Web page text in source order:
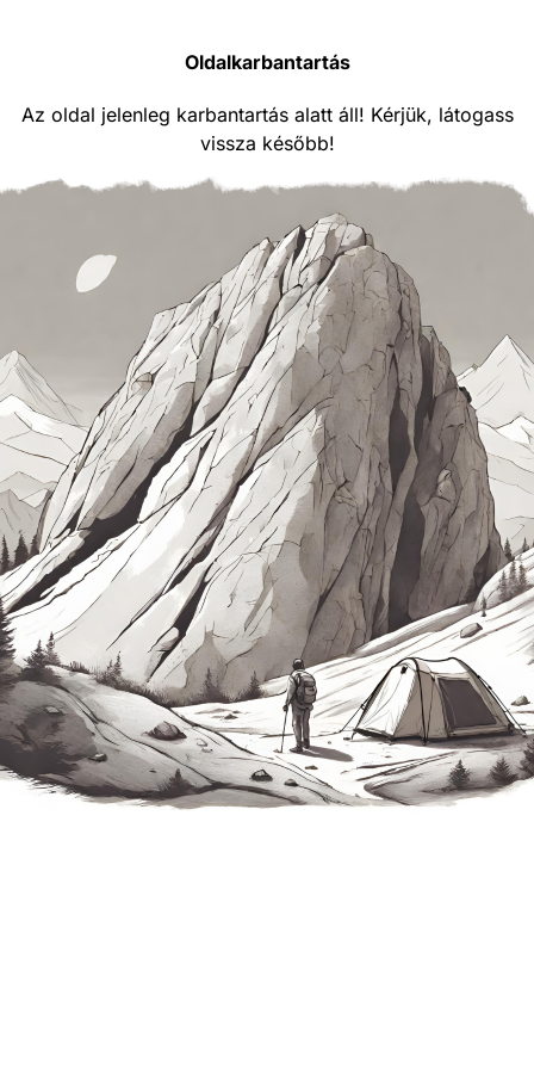
Oldalkarbantartás
Az oldal jelenleg karbantartás alatt áll! Kérjük, látogass
vissza később!